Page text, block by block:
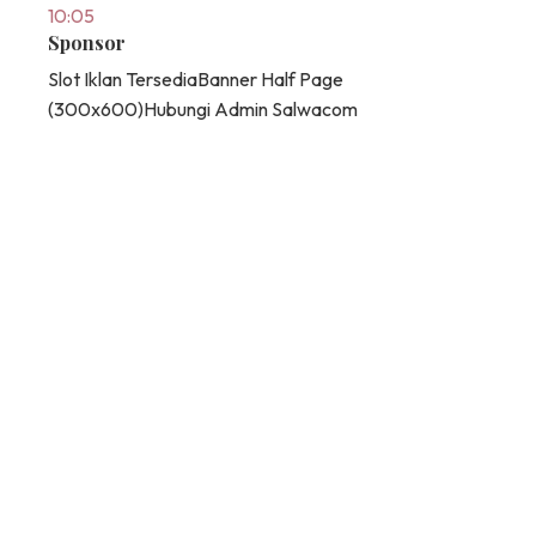
10:05
Sponsor
Slot Iklan TersediaBanner Half Page
(300x600)Hubungi Admin Salwacom